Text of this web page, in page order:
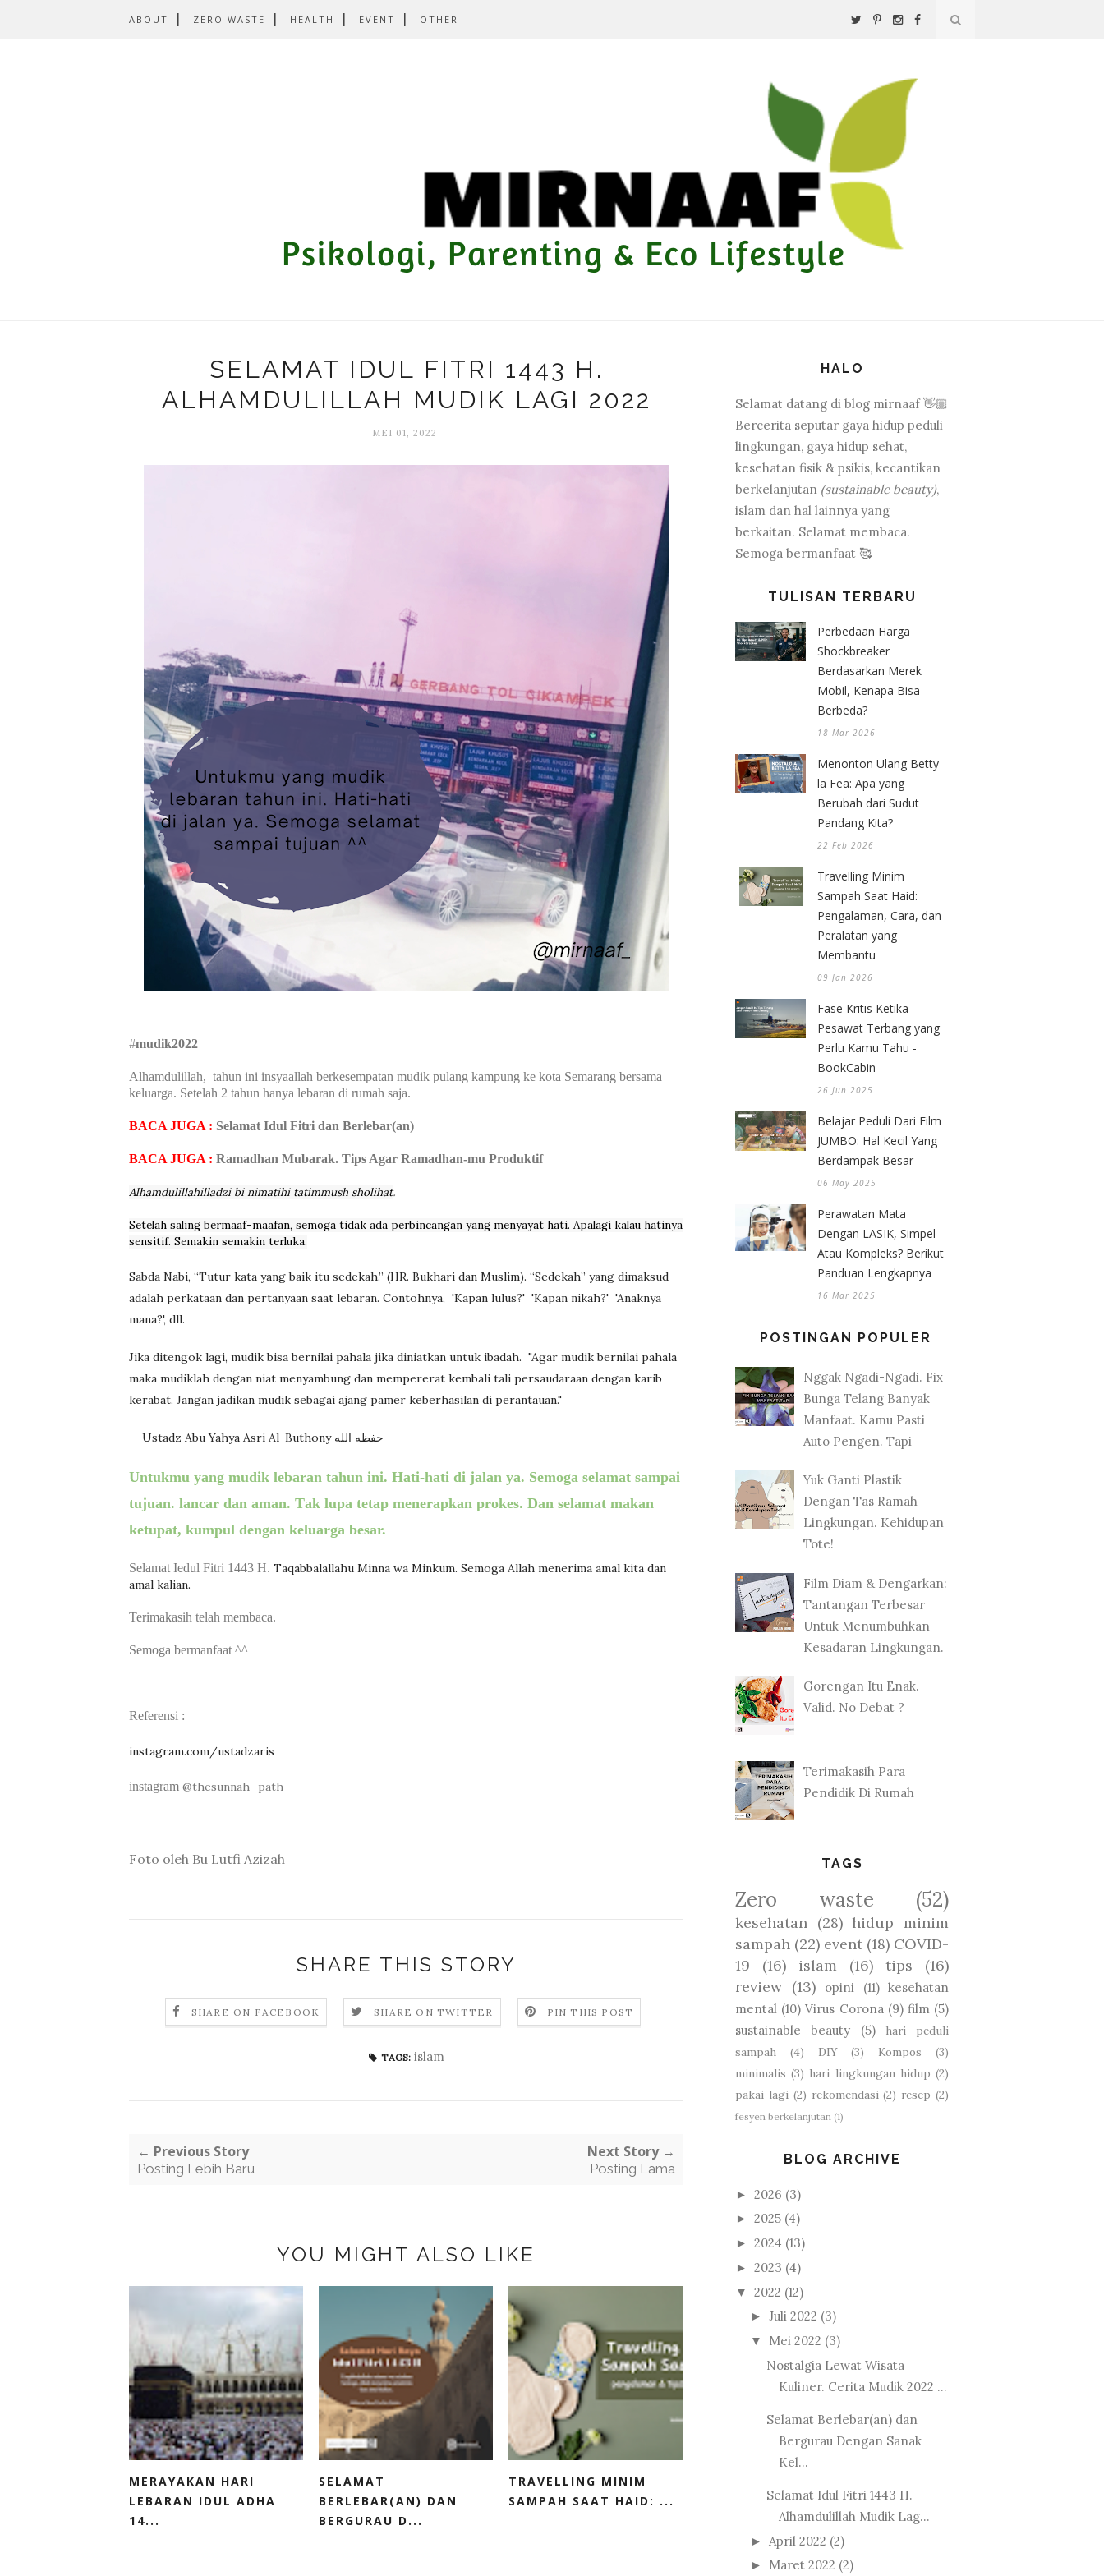
ABOUT ZERO WASTE HEALTH EVENT OTHER
SELAMAT IDUL FITRI 1443 H.
ALHAMDULILLAH MUDIK LAGI 2022
MEI 01, 2022
#mudik2022
Alhamdulillah, tahun ini insyaallah berkesempatan mudik pulang kampung ke kota Semarang bersama
keluarga. Setelah 2 tahun hanya lebaran di rumah saja.
BACA JUGA : Selamat Idul Fitri dan Berlebar(an)
BACA JUGA : Ramadhan Mubarak. Tips Agar Ramadhan-mu Produktif
Alhamdulillahilladzi bi nimatihi tatimmush sholihat.
Setelah saling bermaaf-maafan, semoga tidak ada perbincangan yang menyayat hati. Apalagi kalau hatinya
sensitif. Semakin semakin terluka.
Sabda Nabi, “Tutur kata yang baik itu sedekah.” (HR. Bukhari dan Muslim). “Sedekah” yang dimaksud
adalah perkataan dan pertanyaan saat lebaran. Contohnya, 'Kapan lulus?' 'Kapan nikah?' 'Anaknya
mana?', dll.
Jika ditengok lagi, mudik bisa bernilai pahala jika diniatkan untuk ibadah. "Agar mudik bernilai pahala
maka mudiklah dengan niat menyambung dan mempererat kembali tali persaudaraan dengan karib
kerabat. Jangan jadikan mudik sebagai ajang pamer keberhasilan di perantauan."
— Ustadz Abu Yahya Asri Al-Buthony حفظه الله
Untukmu yang mudik lebaran tahun ini. Hati-hati di jalan ya. Semoga selamat sampai
tujuan. lancar dan aman. Tak lupa tetap menerapkan prokes. Dan selamat makan
ketupat, kumpul dengan keluarga besar.
Selamat Iedul Fitri 1443 H. Taqabbalallahu Minna wa Minkum. Semoga Allah menerima amal kita dan
amal kalian.
Terimakasih telah membaca.
Semoga bermanfaat ^^
Referensi :
instagram.com/ustadzaris
instagram @thesunnah_path
Foto oleh Bu Lutfi Azizah
SHARE THIS STORY
SHARE ON FACEBOOK SHARE ON TWITTER PIN THIS POST
TAGS: islam
← Previous Story
Posting Lebih Baru
Next Story →
Posting Lama
YOU MIGHT ALSO LIKE
MERAYAKAN HARI
LEBARAN IDUL ADHA
14...
SELAMAT
BERLEBAR(AN) DAN
BERGURAU D...
TRAVELLING MINIM
SAMPAH SAAT HAID: ...
HALO
Selamat datang di blog mirnaaf 👋🏼
Bercerita seputar gaya hidup peduli
lingkungan, gaya hidup sehat,
kesehatan fisik & psikis, kecantikan
berkelanjutan (sustainable beauty),
islam dan hal lainnya yang
berkaitan. Selamat membaca.
Semoga bermanfaat 🥰
TULISAN TERBARU
Perbedaan Harga
Shockbreaker
Berdasarkan Merek
Mobil, Kenapa Bisa
Berbeda?
18 Mar 2026
Menonton Ulang Betty
la Fea: Apa yang
Berubah dari Sudut
Pandang Kita?
22 Feb 2026
Travelling Minim
Sampah Saat Haid:
Pengalaman, Cara, dan
Peralatan yang
Membantu
09 Jan 2026
Fase Kritis Ketika
Pesawat Terbang yang
Perlu Kamu Tahu -
BookCabin
26 Jun 2025
Belajar Peduli Dari Film
JUMBO: Hal Kecil Yang
Berdampak Besar
06 May 2025
Perawatan Mata
Dengan LASIK, Simpel
Atau Kompleks? Berikut
Panduan Lengkapnya
16 Mar 2025
POSTINGAN POPULER
Nggak Ngadi-Ngadi. Fix
Bunga Telang Banyak
Manfaat. Kamu Pasti
Auto Pengen. Tapi
Yuk Ganti Plastik
Dengan Tas Ramah
Lingkungan. Kehidupan
Tote!
Film Diam & Dengarkan:
Tantangan Terbesar
Untuk Menumbuhkan
Kesadaran Lingkungan.
Gorengan Itu Enak.
Valid. No Debat ?
Terimakasih Para
Pendidik Di Rumah
TAGS
Zero waste (52)
kesehatan (28) hidup minim
sampah (22) event (18) COVID-
19
(16) islam (16) tips
(16)
review (13) opini (11) kesehatan
mental (10) Virus Corona (9) film (5)
sustainable beauty
(5)
hari peduli
sampah
(4) DIY (3) Kompos
(3)
minimalis (3) hari lingkungan hidup (2)
pakai lagi (2) rekomendasi (2) resep (2)
fesyen berkelanjutan (1)
BLOG ARCHIVE
► 2026 (3)
► 2025 (4)
► 2024 (13)
► 2023 (4)
▼ 2022 (12)
► Juli 2022 (3)
▼ Mei 2022 (3)
Nostalgia Lewat Wisata
Kuliner. Cerita Mudik 2022 ...
Selamat Berlebar(an) dan
Bergurau Dengan Sanak
Kel...
Selamat Idul Fitri 1443 H.
Alhamdulillah Mudik Lag...
► April 2022 (2)
► Maret 2022 (2)